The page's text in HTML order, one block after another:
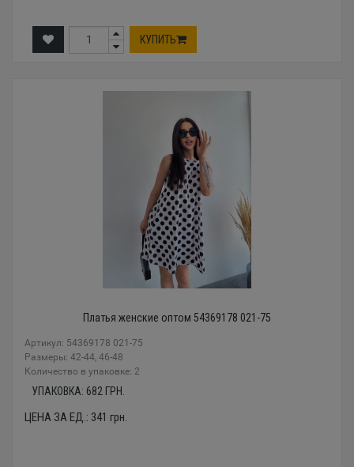
КУПИТЬ
Платья женские оптом 54369178 021-75
Артикул: 54369178 021-75
Размеры: 42-44, 46-48
Количество в упаковке: 2
УПАКОВКА: 682 ГРН.
ЦЕНА ЗА ЕД.: 341 грн.